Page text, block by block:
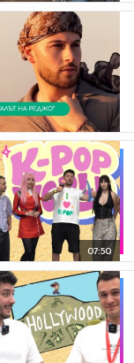
07:50